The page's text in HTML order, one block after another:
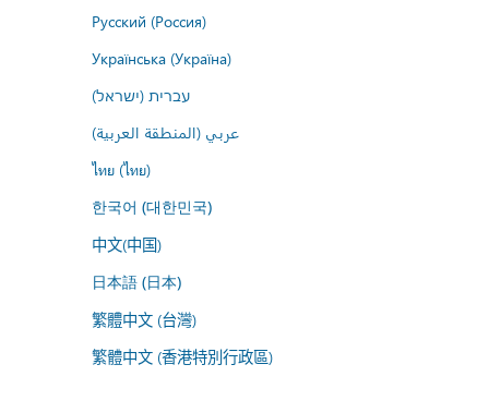
Русский (Россия)
Українська (Україна)
עברית (ישראל)
عربي (المنطقة العربية)
ไทย (ไทย)
한국어 (대한민국)
中文(中国)
日本語 (日本)
繁體中文 (台灣)
繁體中文 (香港特別行政區)